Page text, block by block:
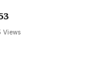
Views